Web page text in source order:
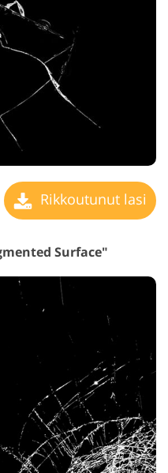
Rikkoutunut lasi
Surface"